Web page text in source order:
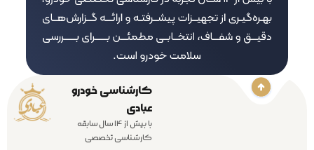
کارشناسی خودرو
عبادی
با بیش از 14 سال سابقه
کارشناسی تخصصی